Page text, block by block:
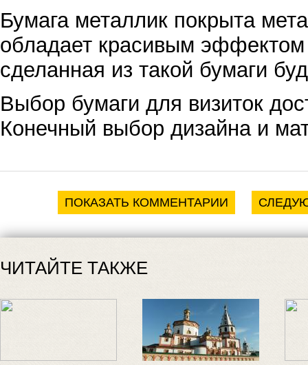
Бумага металлик покрыта
обладает красивым
сделанная из такой бумаги
Выбор бумаги для визиток
Конечный выбор дизайна и
ПОКАЗАТЬ КОММЕНТАРИИ
ЧИТАЙТЕ ТАКЖЕ